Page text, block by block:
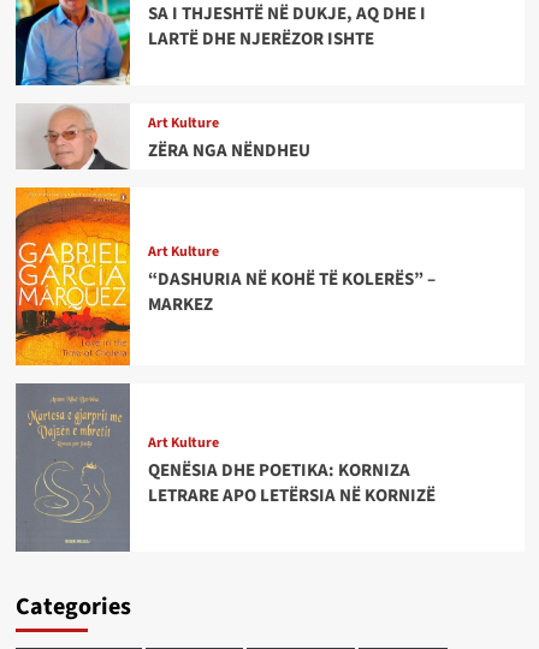
SA I THJESHTË NË DUKJE, AQ DHE I
LARTË DHE NJERËZOR ISHTE
Art Kulture
ZËRA NGA NËNDHEU
Art Kulture
“DASHURIA NË KOHË TË KOLERËS” –
MARKEZ
Art Kulture
QENËSIA DHE POETIKA: KORNIZA
LETRARE APO LETËRSIA NË KORNIZË
Categories